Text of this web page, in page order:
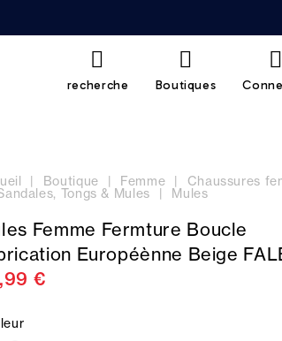
recherche Boutiques
Boutique Femme Chaussures
Tongs & Mules Mules
Femme Fermture Boucle
Européènne Beige
€